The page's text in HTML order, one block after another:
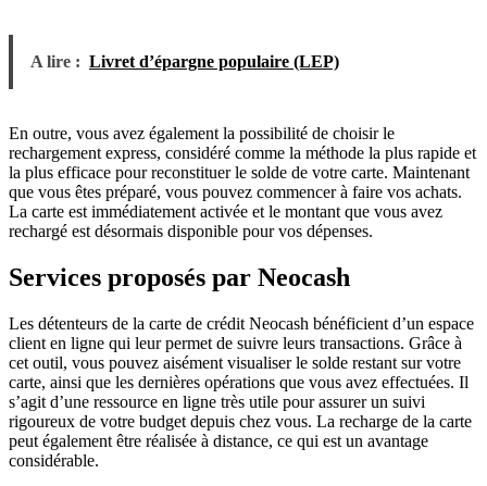
A lire : Livret d’épargne populaire (LEP)
En outre, vous avez également la possibilité de choisir le
rechargement express, considéré comme la méthode la plus rapide et
la plus efficace pour reconstituer le solde de votre carte. Maintenant
que vous êtes préparé, vous pouvez commencer à faire vos achats.
La carte est immédiatement activée et le montant que vous avez
rechargé est désormais disponible pour vos dépenses.
Services proposés par Neocash
Les détenteurs de la carte de crédit Neocash bénéficient d’un espace
client en ligne qui leur permet de suivre leurs transactions. Grâce à
cet outil, vous pouvez aisément visualiser le solde restant sur votre
carte, ainsi que les dernières opérations que vous avez effectuées. Il
s’agit d’une ressource en ligne très utile pour assurer un suivi
rigoureux de votre budget depuis chez vous. La recharge de la carte
peut également être réalisée à distance, ce qui est un avantage
considérable.